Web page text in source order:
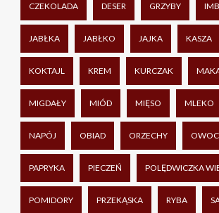
CZEKOLADA DESER GRZYBY
JABŁKA JABŁKO JAJKA KASZA
KOKTAJL KREM KURCZAK
MIGDAŁY MIÓD MIĘSO MLEKO
NAPÓJ OBIAD ORZECHY
PAPRYKA PIECZEŃ POLĘDWICZKA
POMIDORY PRZEKĄSKA RYBA